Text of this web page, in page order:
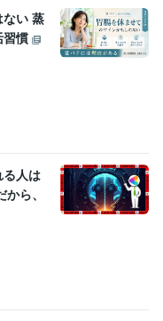
い 蒸
習慣
人は
ら、